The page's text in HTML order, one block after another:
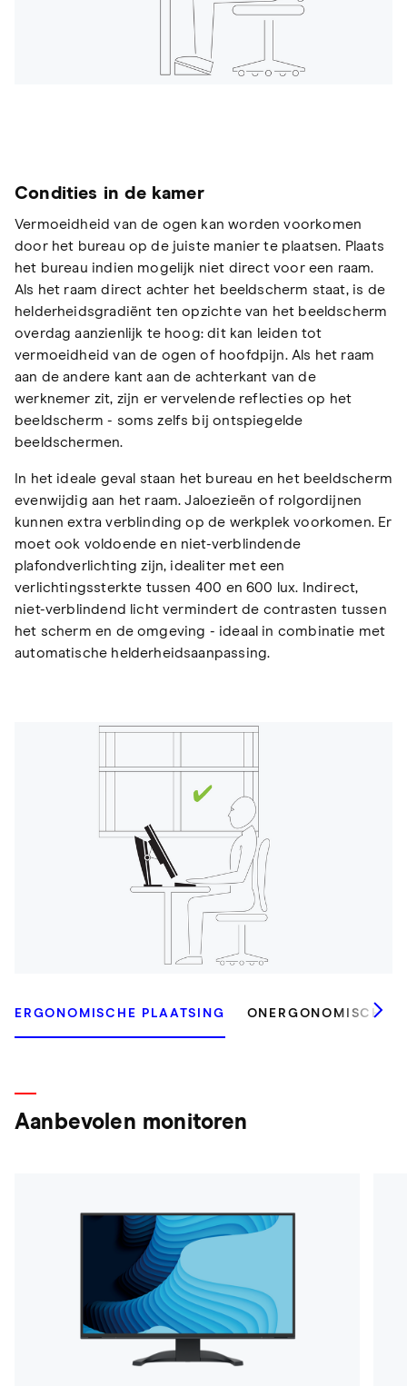
Condities in de kamer
Vermoeidheid van de ogen kan worden voorkomen
door het bureau op de juiste manier te plaatsen. Plaats
het bureau indien mogelijk niet direct voor een raam.
Als het raam direct achter het beeldscherm staat, is de
helderheidsgradiënt ten opzichte van het beeldscherm
overdag aanzienlijk te hoog: dit kan leiden tot
vermoeidheid van de ogen of hoofdpijn. Als het raam
aan de andere kant aan de achterkant van de
werknemer zit, zijn er vervelende reflecties op het
beeldscherm - soms zelfs bij ontspiegelde
beeldschermen.
In het ideale geval staan het bureau en het beeldscherm
evenwijdig aan het raam. Jaloezieën of rolgordijnen
kunnen extra verblinding op de werkplek voorkomen. Er
moet ook voldoende en niet-verblindende
plafondverlichting zijn, idealiter met een
verlichtingssterkte tussen 400 en 600 lux. Indirect,
niet-verblindend licht vermindert de contrasten tussen
het scherm en de omgeving - ideaal in combinatie met
automatische helderheidsaanpassing.
ERGONOMISCHE PLAATSING ONERGONOMISCHE
Aanbevolen monitoren